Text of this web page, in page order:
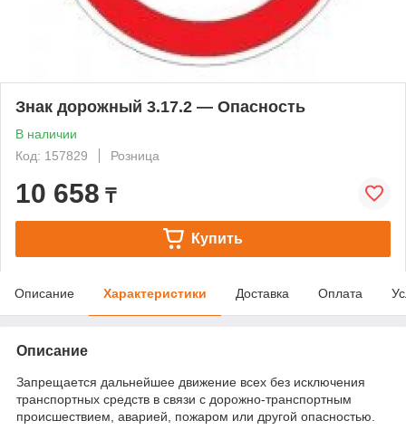
Знак дорожный 3.17.2 — Опасность
В наличии
Код: 157829
Розница
10 658 ₸
Купить
Описание Характеристики Доставка Оплата
Описание
Запрещается дальнейшее движение всех без исключения
транспортных средств в связи с дорожно-транспортным
происшествием, аварией, пожаром или другой опасностью.